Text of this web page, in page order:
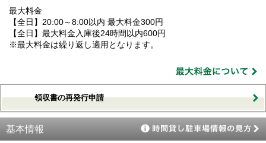
最大料金
【全日】20:00～8:00以内 最大料金300円
【全日】最大料金入庫後24時間以内600円
※最大料金は繰り返し適用となります。
領収書の再発行申請
基本情報